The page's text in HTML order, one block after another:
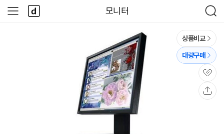
모니터
검
색
사
이
다
나
와
상품비교
대량구매
관
심